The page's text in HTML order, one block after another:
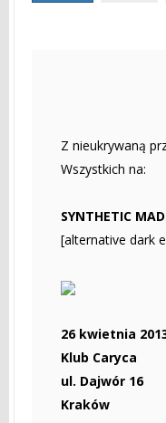
Z nieukrywaną
Wszystkich na:
SYNTHETIC
[alternative dark
26 kwietnia
Klub Caryca
ul. Dajwór 16
Kraków